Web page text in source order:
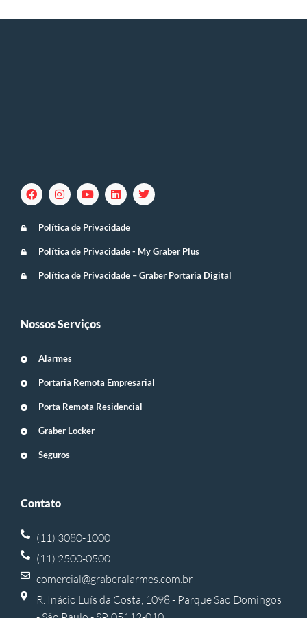
Política de Privacidade
Política de Privacidade - My Graber Plus
Política de Privacidade – Graber Portaria Digital
Nossos Serviços
Alarmes
Portaria Remota Empresarial
Porta Remota Residencial
Graber Locker
Seguros
Contato
(11) 3080-1000
(11) 2500-0500
comercial@graberalarmes.com.br
R. Inácio Luís da Costa, 1098 - Parque Sao Domingos